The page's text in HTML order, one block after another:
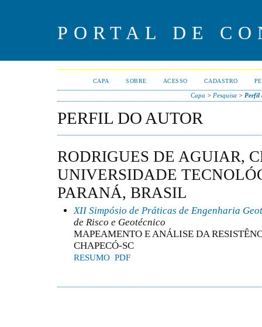
PORTAL DE
CAPA SOBRE ACESSO CADASTRO
Capa > Pesquisa > Perfil
PERFIL DO AUTOR
RODRIGUES DE AGUIAR,
UNIVERSIDADE
PARANÁ, BRASIL
XII Simpósio de Práticas de Engenharia
de Risco e Geotécnico
MAPEAMENTO E ANÁLISE DA
CHAPECÓ-SC
RESUMO PDF